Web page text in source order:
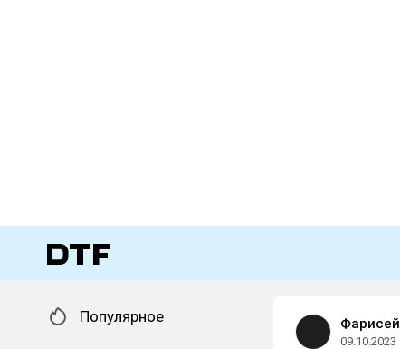
Популярное Фарисей
09.10.2023